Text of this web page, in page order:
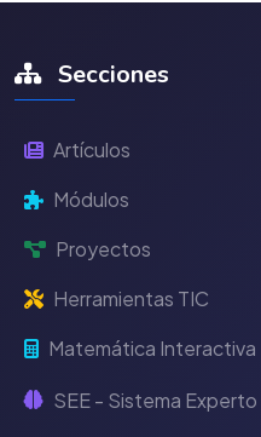
Secciones
Artículos
Módulos
Proyectos
Herramientas TIC
Matemática Interactiva
SEE - Sistema Experto